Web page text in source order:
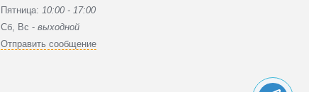
Пятница: 10:00 - 17:00
Сб, Вc - выходной
Отправить сообщение